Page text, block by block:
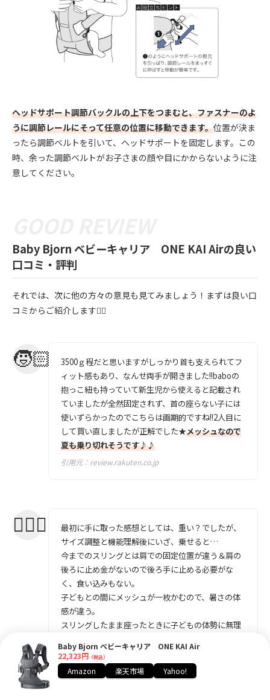
ヘッドサポート調節バックルの上下をつまむと、ファスナーのよ
うに調節レールにそって任意の位置に移動できます。位置が決ま
ったら調節ベルトを引いて、ヘッドサポートを固定します。この
時、余った調節ベルトがお子さまの顔や目にかからないように注
意してください。
Baby Bjorn ベビーキャリア ONE KAI Airの良い
口コミ・評判
それでは、次に他の方々の意見も見てみましょう！まずは良い口
コミからご紹介します💁‍♀️
3500ｇ程だと思いますがしっかり首も支えられてフ
ィット感もあり、なんせ両手が開きました!!baboの
抱っこ紐も持っていて新生児から使えると記載され
ていましたが全然固定されず、首の座らない子には
使いずらかったのでこちらは画期的ですね!!2人目に
して買い直しましたが正解でした★メッシュなので
夏も乗り切れそうです♪♪
引用元： review.rakuten.co.jp
最初に手に取った感想としては、重い？でしたが、
サイズ調整と機能理解後にいざ、乗せると…
今までのスリングとは肩での固定位置が違う＆肩の
後ろに止め金がないので後ろ手に止める必要がな
く、食い込みもない。
子どもとの間にメッシュが一枚かむので、暑さの体
感が違う。
スリングしたまま座ったときに子どもの体勢に無理
ま眠っていました。
抱っこしたまま、おんぶへの切り替えも腕が子ども
に当たらないようにコツを掴めば楽チン。
Baby Bjorn ベビーキャリア ONE KAI Air
22,323円 （税込）
Amazon 楽天市場 Yahoo!